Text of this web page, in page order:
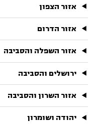
אזור הצפון
אזור הדרום
אזור השפלה והסביבה
ירושלים והסביבה
אזור השרון והסביבה
יהודה ושומרון